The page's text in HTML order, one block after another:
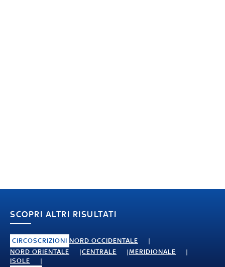
SCOPRI ALTRI RISULTATI
CIRCOSCRIZIONI NORD OCCIDENTALE
NORD ORIENTALE
CENTRALE
MERIDIONALE
ISOLE